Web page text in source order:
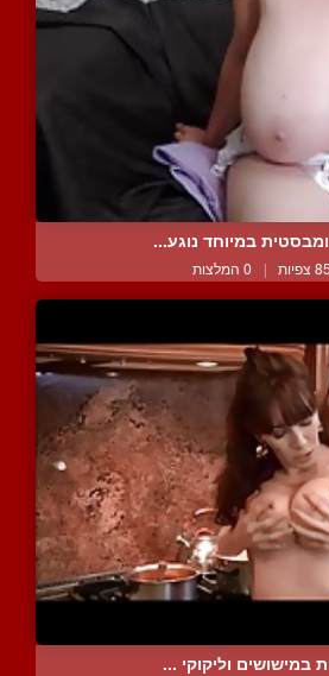
במיוחד נוגע...
| 0 המלצות
במישושים וליקוקי ...